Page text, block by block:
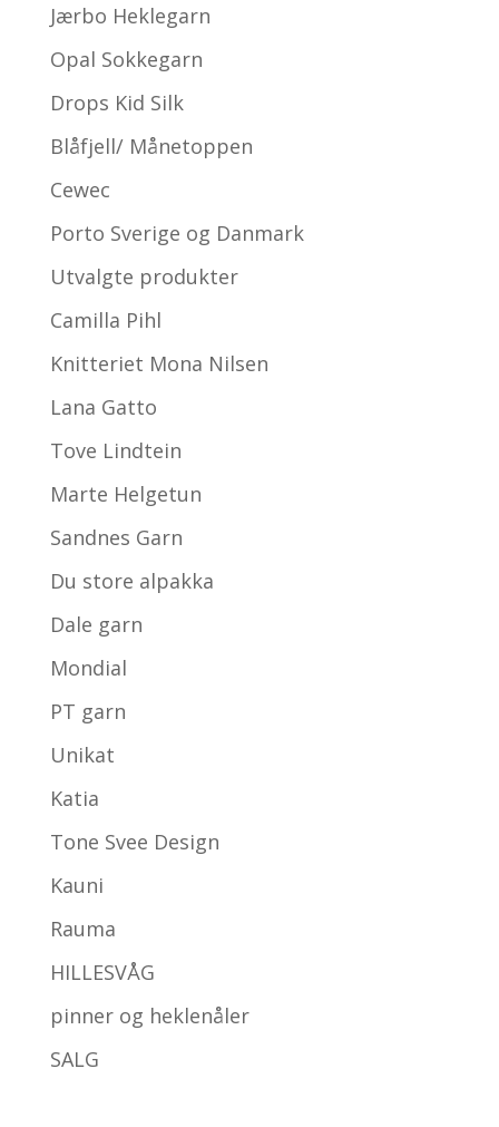
Jærbo Heklegarn
Opal Sokkegarn
Drops Kid Silk
Blåfjell/ Månetoppen
Cewec
Porto Sverige og Danmark
Utvalgte produkter
Camilla Pihl
Knitteriet Mona Nilsen
Lana Gatto
Tove Lindtein
Marte Helgetun
Sandnes Garn
Du store alpakka
Dale garn
Mondial
PT garn
Unikat
Katia
Tone Svee Design
Kauni
Rauma
HILLESVÅG
pinner og heklenåler
SALG